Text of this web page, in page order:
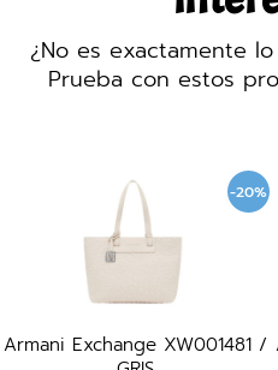
¿No es exactamente
Prueba con estos
-20%
Armani Exchange XW001481 /